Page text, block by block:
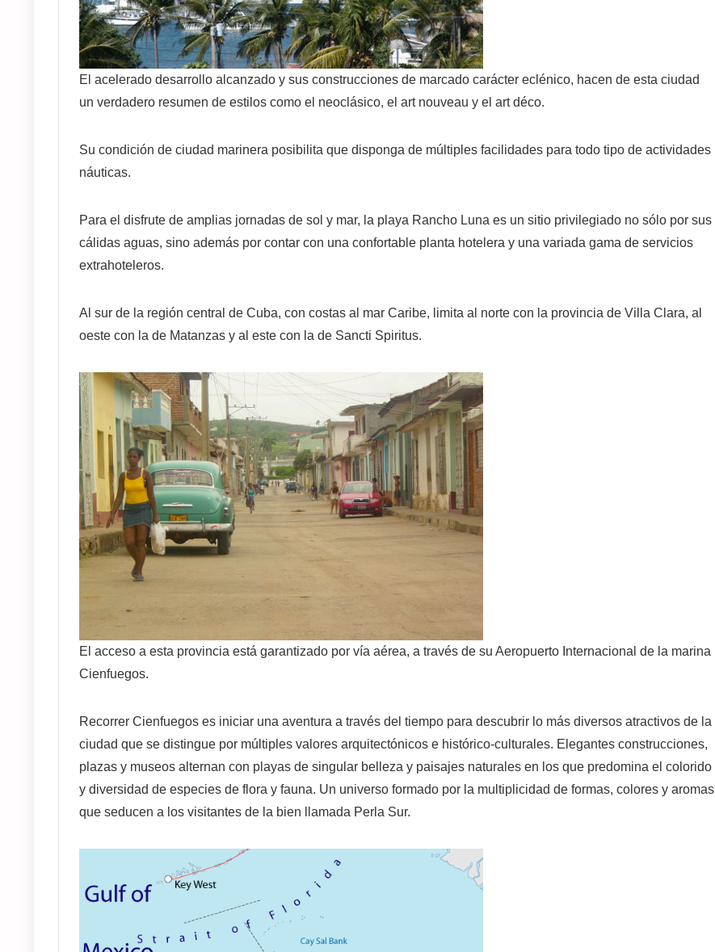
El acelerado desarrollo alcanzado y sus construcciones de marcado carácter eclénico, hacen de esta ciudad
un verdadero resumen de estilos como el neoclásico, el art nouveau y el art déco.
Su condición de ciudad marinera posibilita que disponga de múltiples facilidades para todo tipo de actividades
náuticas.
Para el disfrute de amplias jornadas de sol y mar, la playa Rancho Luna es un sitio privilegiado no sólo por sus
cálidas aguas, sino además por contar con una confortable planta hotelera y una variada gama de servicios
extrahoteleros.
Al sur de la región central de Cuba, con costas al mar Caribe, limita al norte con la provincia de Villa Clara, al
oeste con la de Matanzas y al este con la de Sancti Spiritus.
El acceso a esta provincia está garantizado por vía aérea, a través de su Aeropuerto Internacional de la marina
Cienfuegos.
Recorrer Cienfuegos es iniciar una aventura a través del tiempo para descubrir lo más diversos atractivos de la
ciudad que se distingue por múltiples valores arquitectónicos e histórico-culturales. Elegantes construcciones,
plazas y museos alternan con playas de singular belleza y paisajes naturales en los que predomina el colorido
y diversidad de especies de flora y fauna. Un universo formado por la multiplicidad de formas, colores y aromas
que seducen a los visitantes de la bien llamada Perla Sur.